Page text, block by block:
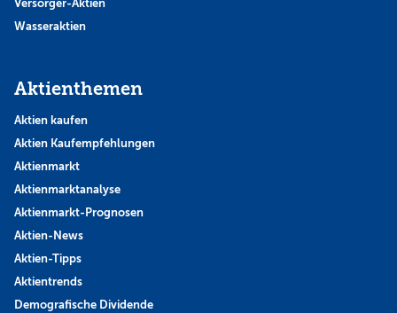
Versorger-Aktien
Wasseraktien
Aktienthemen
Aktien kaufen
Aktien Kaufempfehlungen
Aktienmarkt
Aktienmarktanalyse
Aktienmarkt-Prognosen
Aktien-News
Aktien-Tipps
Aktientrends
Demografische Dividende